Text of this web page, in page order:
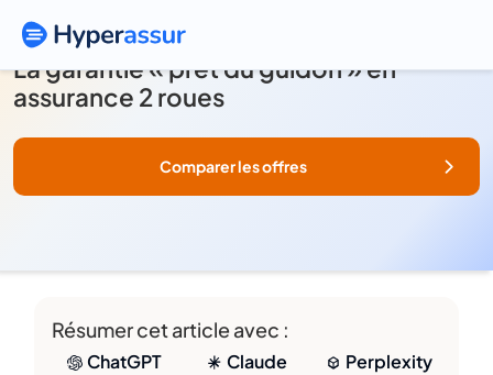
La garantie « prêt du guidon » en
assurance 2 roues
Comparer les offres
Résumer cet article avec :
ChatGPT Claude Perplexity